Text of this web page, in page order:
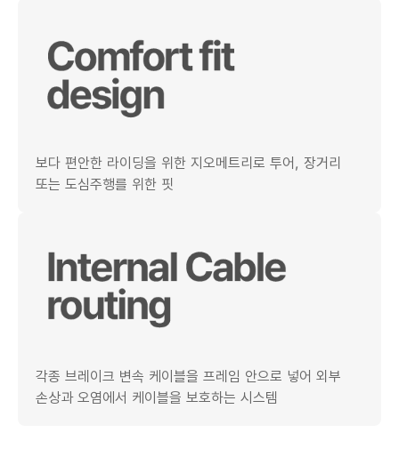
보다 편안한 라이딩을 위한 지오메트리로 투어, 장거리
또는 도심주행를 위한 핏
각종 브레이크 변속 케이블을 프레임 안으로 넣어 외부
손상과 오염에서 케이블을 보호하는 시스템